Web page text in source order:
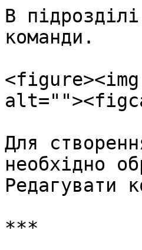
В
команди.
Для
необхідно
Редагувати
***